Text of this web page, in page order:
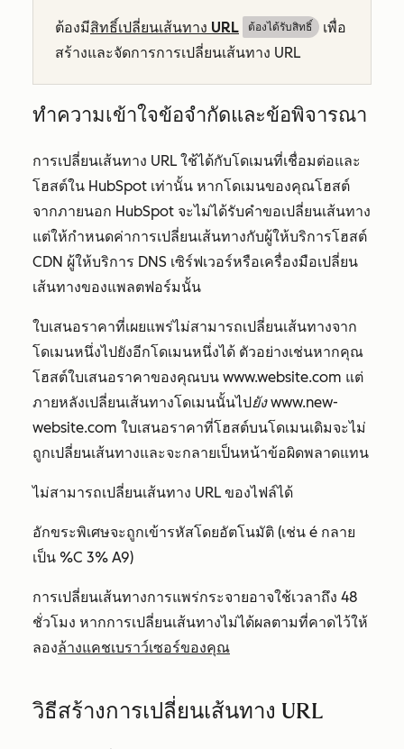
ต้องมีสิทธิ์เปลี่ยนเส้นทาง URL ต้องได้รับสิทธิ์​
เพื่อ
สร้างและจัดการการเปลี่ยนเส้นทาง URL
ทำความเข้าใจข้อจำกัดและข้อพิจารณา
การเปลี่ยนเส้นทาง URL ใช้ได้กับโดเมนที่เชื่อมต่อและ
โฮสต์ใน HubSpot เท่านั้น หากโดเมนของคุณโฮสต์
จากภายนอก HubSpot จะไม่ได้รับคำขอเปลี่ยนเส้นทาง
แต่ให้กำหนดค่าการเปลี่ยนเส้นทางกับผู้ให้บริการโฮสต์
CDN ผู้ให้บริการ DNS เซิร์ฟเวอร์หรือเครื่องมือเปลี่ยน
เส้นทางของแพลตฟอร์มนั้น
ใบเสนอราคาที่เผยแพร่ไม่สามารถเปลี่ยนเส้นทางจาก
โดเมนหนึ่งไปยังอีกโดเมนหนึ่งได้ ตัวอย่างเช่นหากคุณ
โฮสต์ใบเสนอราคาของคุณบน www.website.com แต่
ภายหลังเปลี่ยนเส้นทางโดเมนนั้นไปยังwww.new-
website.com ใบเสนอราคาที่โฮสต์บนโดเมนเดิมจะไม่
ถูกเปลี่ยนเส้นทางและจะกลายเป็นหน้าข้อผิดพลาดแทน
ไม่สามารถเปลี่ยนเส้นทาง URL ของไฟล์ได้
อักขระพิเศษจะถูกเข้ารหัสโดยอัตโนมัติ (เช่น é กลาย
เป็น %C 3% A9)
การเปลี่ยนเส้นทางการแพร่กระจายอาจใช้เวลาถึง 48
ชั่วโมง หากการเปลี่ยนเส้นทางไม่ได้ผลตามที่คาดไว้ให้
ลองล้างแคชเบราว์เซอร์ของคุณ
วิธีสร้างการเปลี่ยนเส้นทาง URL